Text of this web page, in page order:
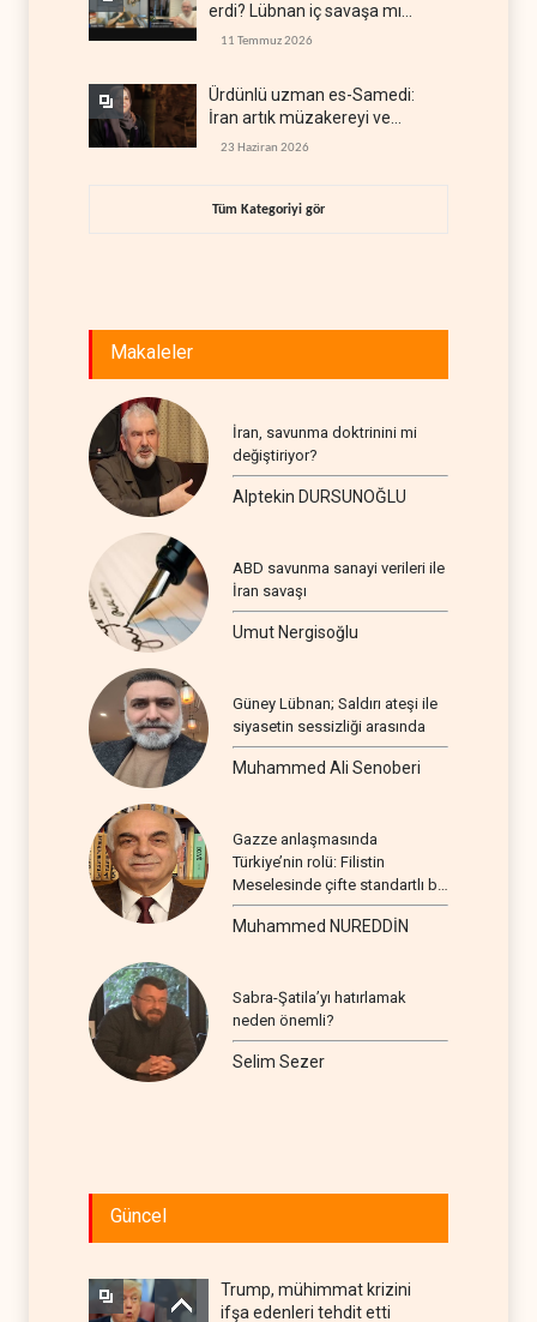
erdi? Lübnan iç savaşa mı
gidiyor?
11 Temmuz 2026
Ürdünlü uzman es-Samedi:
İran artık müzakereyi ve
çatışmayı aynı anda yürütüyor
23 Haziran 2026
Tüm Kategoriyi gör
Makaleler
İran, savunma doktrinini mi
değiştiriyor?
Alptekin DURSUNOĞLU
ABD savunma sanayi verileri ile
İran savaşı
Umut Nergisoğlu
Güney Lübnan; Saldırı ateşi ile
siyasetin sessizliği arasında
Muhammed Ali Senoberi
Gazze anlaşmasında
Türkiye’nin rolü: Filistin
Meselesinde çifte standartlı bir
seyir
Muhammed NUREDDİN
Sabra-Şatila’yı hatırlamak
neden önemli?
Selim Sezer
Güncel
Trump, mühimmat krizini
ifşa edenleri tehdit etti